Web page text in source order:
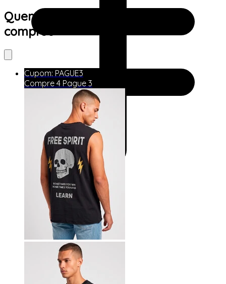
Quem viu este produto também
comprou